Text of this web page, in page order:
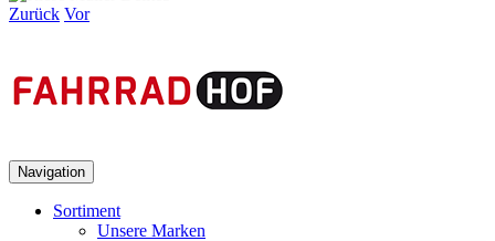
Zurück Vor
Navigation
Sortiment
Unsere Marken